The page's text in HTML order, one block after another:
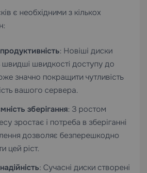
є необхідними з кількох
: Новіші диски
швидкості доступу до
значно покращити чутливість
вашого сервера.
зберігання: З ростом
зростає і потреба в зберіганні
дозволяє безперешкодно
цей ріст.
: Сучасні диски створені